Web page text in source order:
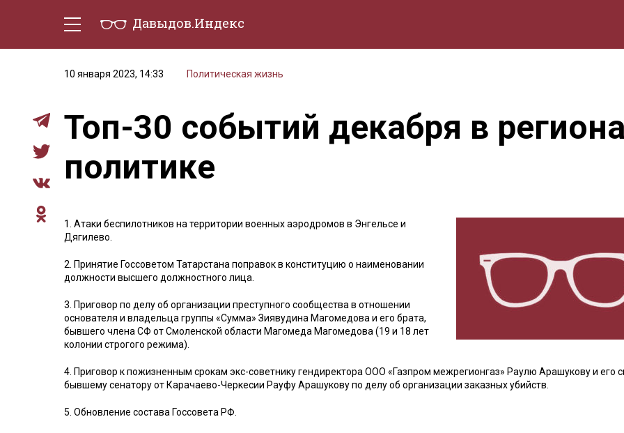
Давыдов.Индекс
10 января 2023, 14:33
Политическая жизнь
Топ-30 событий декабря в
политике
1. Атаки беспилотников на территории военных аэродромов в Энгельсе и
Дягилево.
2. Принятие Госсоветом Татарстана поправок в конституцию о наименовании
должности высшего должностного лица.
3. Приговор по делу об организации преступного сообщества в отношении
основателя и владельца группы «Сумма» Зиявудина Магомедова и его брата,
бывшего члена СФ от Смоленской области Магомеда Магомедова (19 и 18 лет
колонии строгого режима).
4. Приговор к пожизненным срокам экс-советнику гендиректора ООО «Газпром межрегионгаз» Раулю Арашукову и его
бывшему сенатору от Карачаево-Черкесии Рауфу Арашукову по делу об организации заказных убийств.
5. Обновление состава Госсовета РФ.